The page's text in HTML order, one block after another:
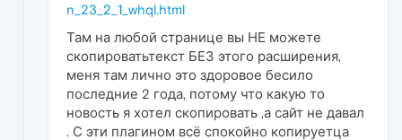
n_23_2_1_whql.html
Там на любой странице вы НЕ можете
скопироватьтекст БЕЗ этого расширения,
меня там лично это здоровое бесило
последние 2 года, потому что какую то
новость я хотел скопировать ,а сайт не давал
. С эти плагином всё спокойно копируетца